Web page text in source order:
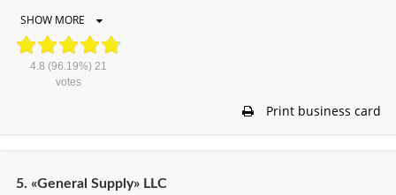
SHOW MORE
4.8 (96.19%) 21
votes
Print business card
5. «General Supply» LLC